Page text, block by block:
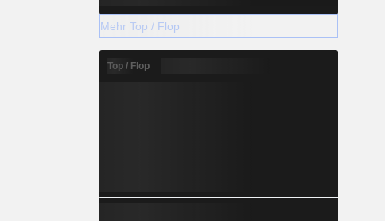
Mehr Top / Flop
Top / Flop